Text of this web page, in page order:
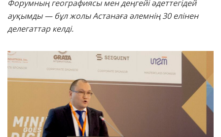
Форумның географиясы мен деңгейі әдеттегідей
ауқымды — бұл жолы Астанаға әлемнің 30 елінен
делегаттар келді.